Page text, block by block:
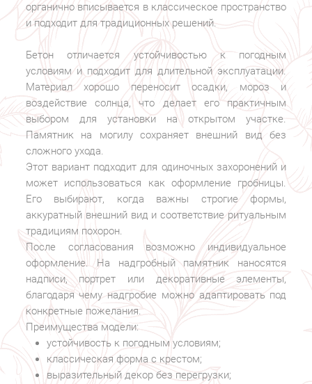
органично вписывается в классическое пространство
и подходит для традиционных решений.
Бетон отличается устойчивостью к погодным
условиям и подходит для длительной эксплуатации.
Материал хорошо переносит осадки, мороз и
воздействие солнца, что делает его практичным
выбором для установки на открытом участке.
Памятник на могилу сохраняет внешний вид без
сложного ухода.
Этот вариант подходит для одиночных захоронений и
может использоваться как оформление гробницы.
Его выбирают, когда важны строгие формы,
аккуратный внешний вид и соответствие ритуальным
традициям похорон.
После согласования возможно индивидуальное
оформление. На надгробный памятник наносятся
надписи, портрет или декоративные элементы,
благодаря чему надгробие можно адаптировать под
конкретные пожелания.
Преимущества модели:
устойчивость к погодным условиям;
классическая форма с крестом;
выразительный декор без перегрузки;